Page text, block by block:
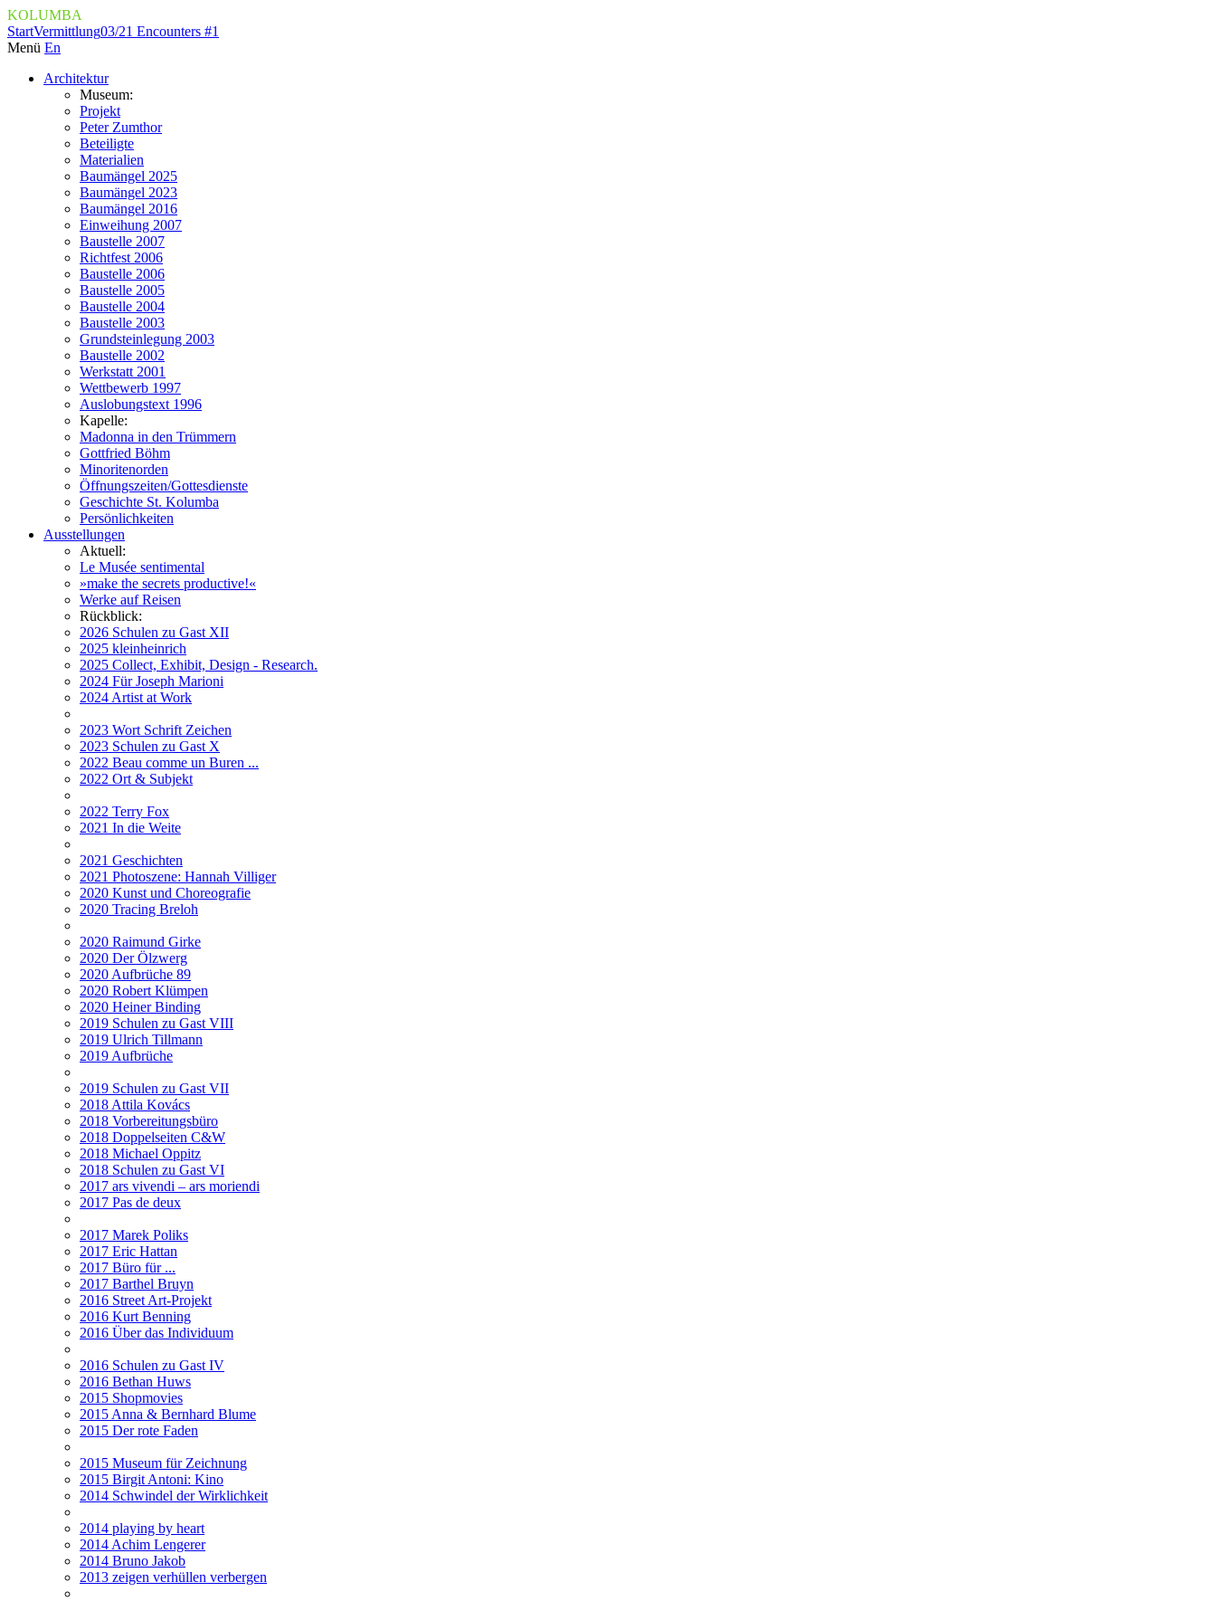
KOLUMBA
StartVermittlung03/21 Encounters #1
Menü En
Architektur
Museum:
Projekt
Peter Zumthor
Beteiligte
Materialien
Baumängel 2025
Baumängel 2023
Baumängel 2016
Einweihung 2007
Baustelle 2007
Richtfest 2006
Baustelle 2006
Baustelle 2005
Baustelle 2004
Baustelle 2003
Grundsteinlegung 2003
Baustelle 2002
Werkstatt 2001
Wettbewerb 1997
Auslobungstext 1996
Kapelle:
Madonna in den Trümmern
Gottfried Böhm
Minoritenorden
Öffnungszeiten/Gottesdienste
Geschichte St. Kolumba
Persönlichkeiten
Ausstellungen
Aktuell:
Le Musée sentimental
»make the secrets productive!«
Werke auf Reisen
Rückblick:
2026 Schulen zu Gast XII
2025 kleinheinrich
2025 Collect, Exhibit, Design - Research.
2024 Für Joseph Marioni
2024 Artist at Work
2023 Wort Schrift Zeichen
2023 Schulen zu Gast X
2022 Beau comme un Buren ...
2022 Ort & Subjekt
2022 Terry Fox
2021 In die Weite
2021 Geschichten
2021 Photoszene: Hannah Villiger
2020 Kunst und Choreografie
2020 Tracing Breloh
2020 Raimund Girke
2020 Der Ölzwerg
2020 Aufbrüche 89
2020 Robert Klümpen
2020 Heiner Binding
2019 Schulen zu Gast VIII
2019 Ulrich Tillmann
2019 Aufbrüche
2019 Schulen zu Gast VII
2018 Attila Kovács
2018 Vorbereitungsbüro
2018 Doppelseiten C&W
2018 Michael Oppitz
2018 Schulen zu Gast VI
2017 ars vivendi – ars moriendi
2017 Pas de deux
2017 Marek Poliks
2017 Eric Hattan
2017 Büro für ...
2017 Barthel Bruyn
2016 Street Art-Projekt
2016 Kurt Benning
2016 Über das Individuum
2016 Schulen zu Gast IV
2016 Bethan Huws
2015 Shopmovies
2015 Anna & Bernhard Blume
2015 Der rote Faden
2015 Museum für Zeichnung
2015 Birgit Antoni: Kino
2014 Schwindel der Wirklichkeit
2014 playing by heart
2014 Achim Lengerer
2014 Bruno Jakob
2013 zeigen verhüllen verbergen